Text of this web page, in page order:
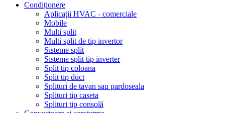
Condiționere
Aplicații HVAC - comerciale
Mobile
Multi split
Multi split de tip invertor
Sisteme split
Sisteme split tip inverter
Split tip coloana
Split tip duct
Splituri de tavan sau pardoseala
Splituri tip caseta
Splituri tip consolă